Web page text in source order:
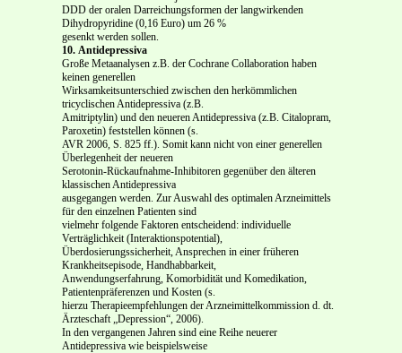
DDD der oralen Darreichungsformen der langwirkenden
Dihydropyridine (0,16 Euro) um 26 %
gesenkt werden sollen.
10. Antidepressiva
Große Metaanalysen z.B. der Cochrane Collaboration haben
keinen generellen
Wirksamkeitsunterschied zwischen den herkömmlichen
tricyclischen Antidepressiva (z.B.
Amitriptylin) und den neueren Antidepressiva (z.B. Citalopram,
Paroxetin) feststellen können (s.
AVR 2006, S. 825 ff.). Somit kann nicht von einer generellen
Überlegenheit der neueren
Serotonin-Rückaufnahme-Inhibitoren gegenüber den älteren
klassischen Antidepressiva
ausgegangen werden. Zur Auswahl des optimalen Arzneimittels
für den einzelnen Patienten sind
vielmehr folgende Faktoren entscheidend: individuelle
Verträglichkeit (Interaktionspotential),
Überdosierungssicherheit, Ansprechen in einer früheren
Krankheitsepisode, Handhabbarkeit,
Anwendungserfahrung, Komorbidität und Komedikation,
Patientenpräferenzen und Kosten (s.
hierzu Therapieempfehlungen der Arzneimittelkommission d. dt.
Ärzteschaft „Depression“, 2006).
In den vergangenen Jahren sind eine Reihe neuerer
Antidepressiva wie beispielsweise